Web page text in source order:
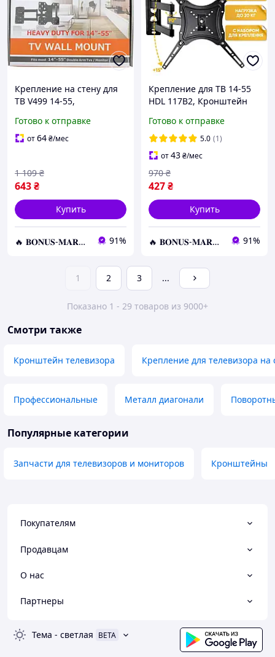
Крепление на стену для
ТВ V499 14-55,
телевизора, Поворотный
кронштейн для ТВ
Готово к отправке
от64₴/мес
643₴
1 109 ₴
Купить
🔥 𝐁𝐎𝐍𝐔𝐒-𝐌𝐀𝐑𝐊𝐄𝐓 🔥 – Трендовые товары по лучшим ценам 91%
Крепление для ТВ 14-55
HDL 117B2, Кронштейн
Наклонно-Поворотный
Готово к отправке
5.0 (1)
от43₴/мес
427₴
970 ₴
Купить
🔥 𝐁𝐎𝐍𝐔𝐒-𝐌𝐀𝐑𝐊𝐄𝐓 🔥 – Трендовые товары по лучшим ценам 91%
1 2 3 ...
Показано 1 - 29 товаров из 9000+
Смотри также
Кронштейн телевизора Крепление для телевизора на
Профессиональные Металл диагонали
Популярные категории
Запчасти для телевизоров и мониторов Кронштейны
Покупателям
Продавцам
О нас
Партнеры
Тема - светлая BETA